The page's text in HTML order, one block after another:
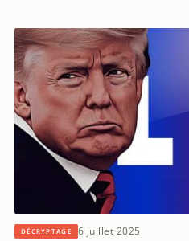
DÉCRYPTAGE 6 juillet 2025